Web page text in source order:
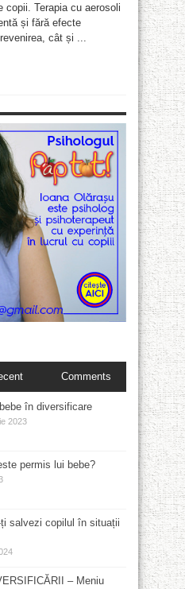
copii. Terapia cu aerosoli
și fără efecte
cât și ...
Comments
în diversificare
2023
permis lui bebe?
salvezi copilul în situații
– Meniu